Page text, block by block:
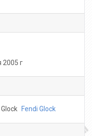
2005 г
Fendi Glock